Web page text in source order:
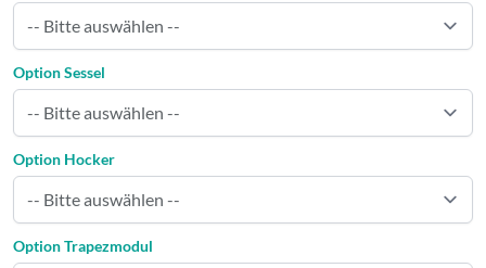
Option Sessel
Option Hocker
Option Trapezmodul